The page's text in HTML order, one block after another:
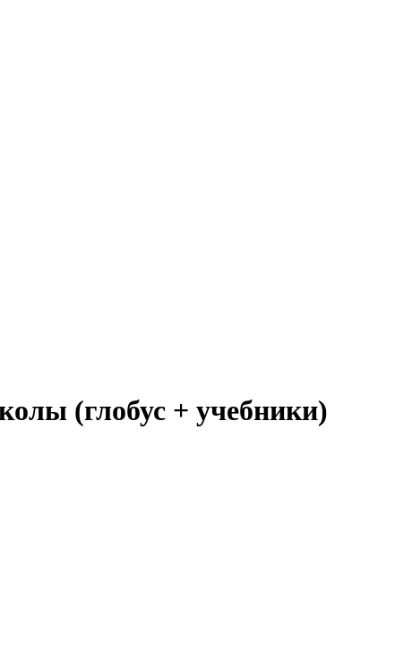
(глобус + учебники)